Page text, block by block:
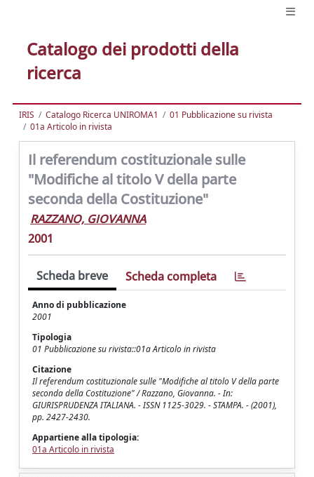
Catalogo dei prodotti della
ricerca
IRIS Catalogo Ricerca UNIROMA1
01 Pubblicazione su rivista
01a Articolo in rivista
Il referendum costituzionale sulle
"Modifiche al titolo V della parte
seconda della Costituzione"
RAZZANO, GIOVANNA
2001
Scheda breve Scheda completa
Anno di pubblicazione
2001
Tipologia
01 Pubblicazione su rivista::01a Articolo in rivista
Citazione
Il referendum costituzionale sulle "Modifiche al titolo V della parte
seconda della Costituzione" / Razzano, Giovanna. - In:
GIURISPRUDENZA ITALIANA. - ISSN 1125-3029. - STAMPA. - (2001),
pp. 2427-2430.
Appartiene alla tipologia:
01a Articolo in rivista